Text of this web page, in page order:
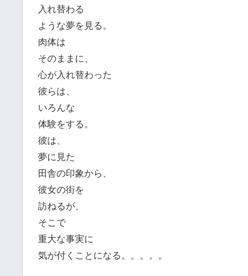
入れ替わる
ような夢を見る。
肉体は
そのままに、
心が入れ替わった
彼らは、
いろんな
体験をする。
彼は、
夢に見た
田舎の印象から、
彼女の街を
訪ねるが、
そこで
重大な事実に
気が付くことになる。。。。。